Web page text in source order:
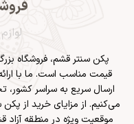
پکن سنتر قشم، فروشگاه
قیمت مناسب است. ما با
ارسال سریع به سراسر
می‌کنیم. از مزایای خرید از
موقعیت ویژه در منطقه آزاد